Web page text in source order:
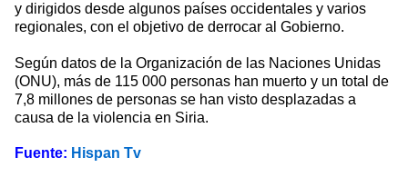
y dirigidos desde algunos países occidentales y varios
regionales, con el objetivo de derrocar al Gobierno.
Según datos de la Organización de las Naciones Unidas
(ONU), más de 115 000 personas han muerto y un total de
7,8 millones de personas se han visto desplazadas a
causa de la violencia en Siria.
Fuente: Hispan Tv